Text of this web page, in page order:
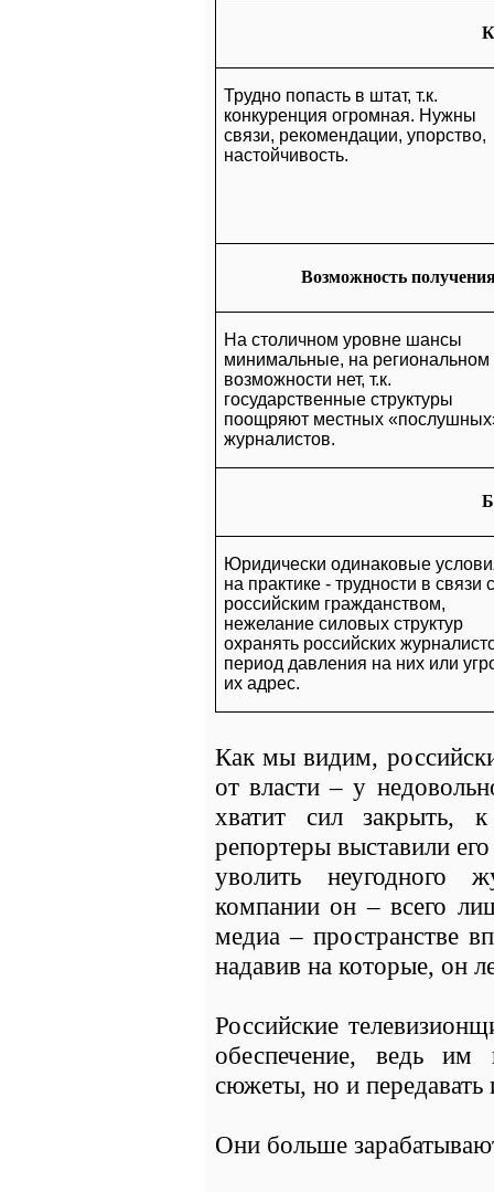
Трудно попасть в штат, т.к.
конкуренция огромная. Нужны
связи, рекомендации, упорство,
настойчивость.
Возможность
На столичном уровне шансы
минимальные, на региональном
возможности нет, т.к.
государственные структуры
поощряют местных
журналистов.
Юридически одинаковые
на практике - трудности в связи
российским гражданством,
нежелание силовых структур
охранять российских
период давления на них или
их адрес.
Как мы видим,
от власти – у
хватит сил
репортеры выставили
уволить неугодного
компании он – всего
медиа – пространстве
надавив на которые, он
Российские
обеспечение, ведь им
сюжеты, но и
Они больше